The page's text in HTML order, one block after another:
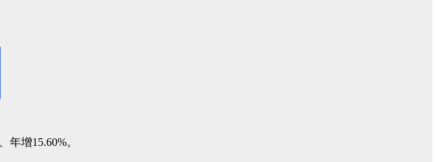
年增15.60%。